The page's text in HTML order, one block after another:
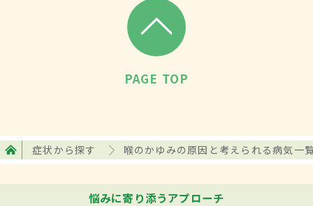
PAGE TOP
症状から探す 喉のかゆみの原因と考えられる病気一
悩みに寄り添うアプローチ